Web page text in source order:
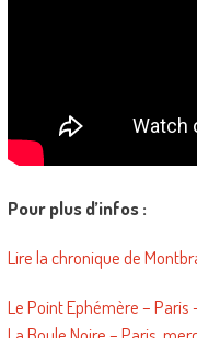
Pour plus d’infos :
Lire la chronique de
Le Point Ephémère –